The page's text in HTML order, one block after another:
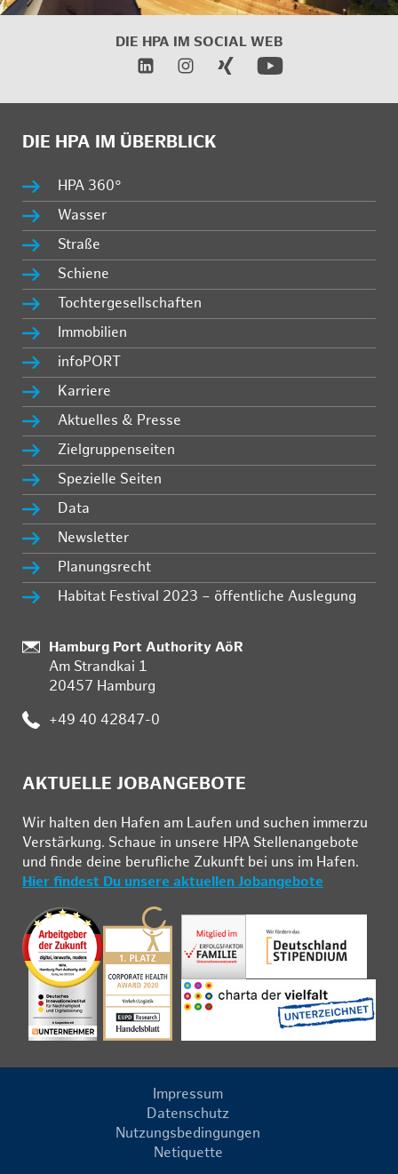
DIE HPA IM SOCIAL WEB
DIE HPA IM ÜBERBLICK
HPA 360°
Wasser
Straße
Schiene
Tochtergesellschaften
Immobilien
infoPORT
Karriere
Aktuelles & Presse
Zielgruppenseiten
Spezielle Seiten
Data
Newsletter
Planungsrecht
Habitat Festival 2023 – öffentliche Auslegung
Standort:
Hamburg Port Authority AöR
Am Strandkai 1
20457 Hamburg
Telefon:
+49 40 42847-0
AKTUELLE JOBANGEBOTE
Wir hal­ten den Ha­fen am Lau­fen und su­chen im­mer­zu
Ver­stär­kung. Schau­e in un­se­re HPA Stel­len­an­ge­bo­te
und fin­de deine be­ruf­li­che Zu­kunft bei uns im Ha­fen.
Hier findest Du unsere aktuellen Jobangebote
Impressum
Datenschutz
Nutzungsbedingungen
Netiquette